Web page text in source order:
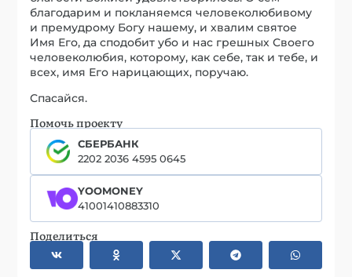
благодарим и покланяемся человеколюбивому
и премудрому Богу нашему, и хвалим святое
Имя Его, да сподобит убо и нас грешных Своего
человеколюбия, которому, как себе, так и тебе, и
всех, имя Его нарицающих, поручаю.
Спасайся.
Помочь проекту
СБЕРБАНК
2202 2036 4595 0645
YOOMONEY
41001410883310
Поделиться